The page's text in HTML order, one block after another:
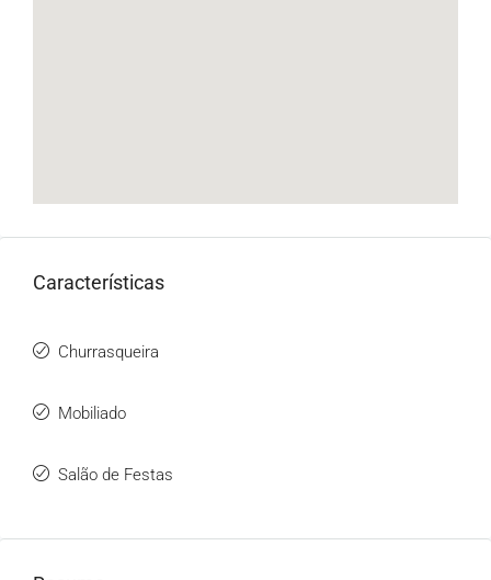
Características
Churrasqueira
Mobiliado
Salão de Festas